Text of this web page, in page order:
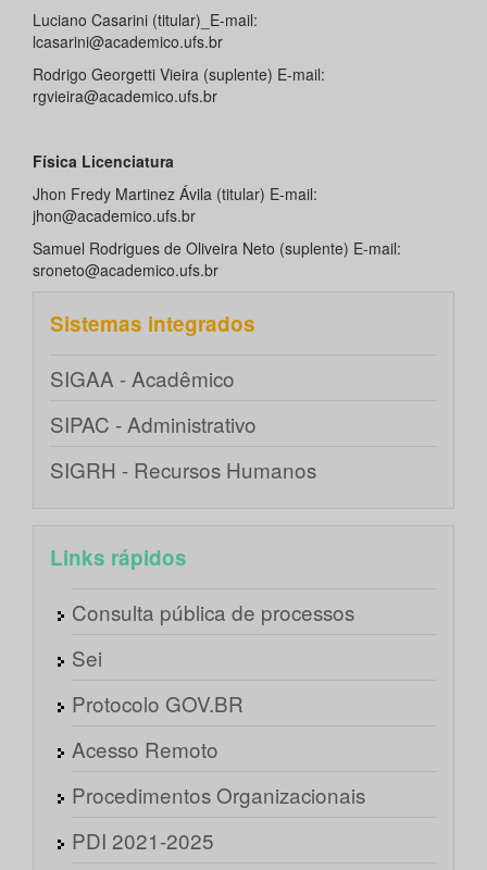
Luciano Casarini (titular)_E-mail:
lcasarini@academico.ufs.br
Rodrigo Georgetti Vieira (suplente) E-mail:
rgvieira@academico.ufs.br
Física Licenciatura
Jhon Fredy Martinez Ávila (titular) E-mail:
jhon@academico.ufs.br
Samuel Rodrigues de Oliveira Neto (suplente) E-mail:
sroneto@academico.ufs.br
Sistemas integrados
SIGAA - Acadêmico
SIPAC - Administrativo
SIGRH - Recursos Humanos
Links rápidos
Consulta pública de processos
Sei
Protocolo GOV.BR
Acesso Remoto
Procedimentos Organizacionais
PDI 2021-2025